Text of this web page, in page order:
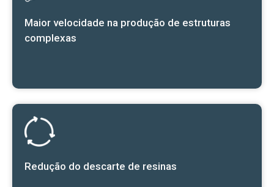
Maior velocidade na produção de estruturas
complexas
Redução do descarte de resinas